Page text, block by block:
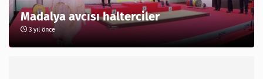
Madalya avcısı halterciler
3 yıl önce